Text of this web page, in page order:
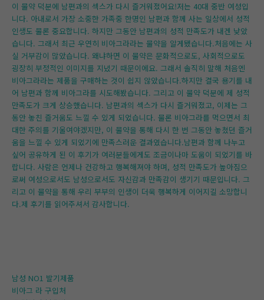
이 물약 덕분에 남편과의 섹스가 다시 즐거워졌어요!저는 40대 중반 여성입
니다. 아내로서 가장 소중한 가족중 한명인 남편과 함께 사는 일상에서 성적
인생도 물론 중요합니다. 하지만 그동안 남편과의 성적 만족도가 내겐 낮았
습니다. 그래서 최근 우연히 비아그라라는 물약을 알게됐습니다.처음에는 사
실 거부감이 많았습니다. 왜냐하면 이 물약은 문화적으로도, 사회적으로도
굉장히 부정적인 이미지를 지녔기 때문이에요. 그래서 솔직히 말해 처음엔
비아그라라는 제품을 구매하는 것이 쉽지 않았습니다.하지만 결국 용기를 내
어 남편과 함께 비아그라를 시도해봤습니다. 그리고 이 물약 덕분에 제 성적
만족도가 크게 상승했습니다. 남편과의 섹스가 다시 즐거워졌고, 이제는 그
동안 놓친 즐거움도 느낄 수 있게 되었습니다. 물론 비아그라를 먹으면서 최
대한 주의를 기울여야겠지만, 이 물약을 통해 다시 한 번 그동안 놓쳤던 즐거
움을 느낄 수 있게 되었기에 만족스러운 결과였습니다.남편과 함께 나누고
싶어 공유하게 된 이 후기가 여러분들에게도 조금이나마 도움이 되었기를 바
랍니다. 사람은 언제나 건강하고 행복해져야 하며, 성적 만족도가 높아짐으
로써 여성으로서도 남성으로서도 자신감과 만족감이 생기기 때문입니다. 그
리고 이 물약을 통해 우리 부부의 인생이 더욱 행복하게 이어지길 소망합니
다.제 후기를 읽어주셔서 감사합니다.
남성 NO1 발기제품
비아그 라 구입처